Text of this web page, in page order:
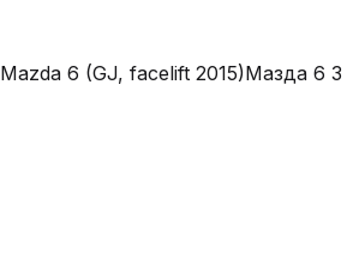
Mazda 6 (GJ, facelift 2015)Мазда 6 3